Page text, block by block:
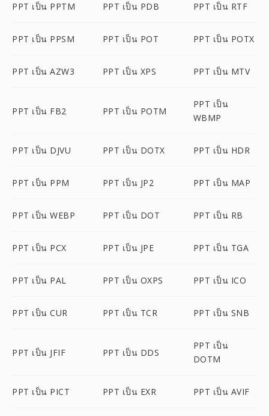
PPT เป็น PPTM PPT เป็น PDB PPT เป็น RTF
PPT เป็น PPSM PPT เป็น POT PPT เป็น POTX
PPT เป็น AZW3 PPT เป็น XPS PPT เป็น MTV
PPT เป็น FB2 PPT เป็น POTM
PPT เป็น
WBMP
PPT เป็น DJVU PPT เป็น DOTX PPT เป็น HDR
PPT เป็น PPM PPT เป็น JP2 PPT เป็น MAP
PPT เป็น WEBP PPT เป็น DOT PPT เป็น RB
PPT เป็น PCX PPT เป็น JPE PPT เป็น TGA
PPT เป็น PAL PPT เป็น OXPS PPT เป็น ICO
PPT เป็น CUR PPT เป็น TCR PPT เป็น SNB
PPT เป็น JFIF PPT เป็น DDS
PPT เป็น
DOTM
PPT เป็น PICT PPT เป็น EXR PPT เป็น AVIF